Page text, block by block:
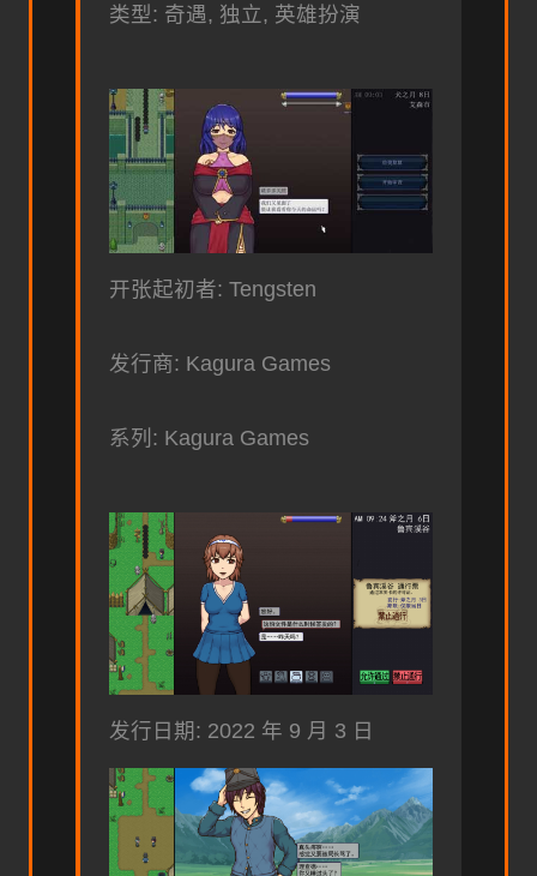
类型: 奇遇, 独立, 英雄扮演
开张起初者: Tengsten
发行商: Kagura Games
系列: Kagura Games
发行日期: 2022 年 9 月 3 日